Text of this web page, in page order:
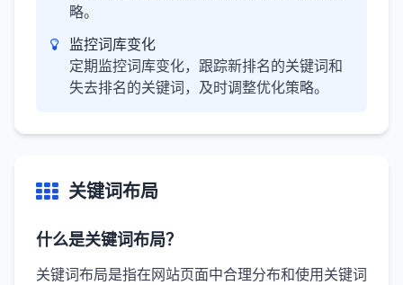
略。
监控词库变化
定期监控词库变化，跟踪新排名的关键词和
失去排名的关键词，及时调整优化策略。
关键词布局
什么是关键词布局？
关键词布局是指在网站页面中合理分布和使用关键词